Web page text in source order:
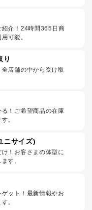
紹介！24時間365日商
可能。
り
店舗の中から受け取
！ご希望商品の在庫
。
ニサイズ)
！お客さまの体型に
す。
ット！最新情報やお
。